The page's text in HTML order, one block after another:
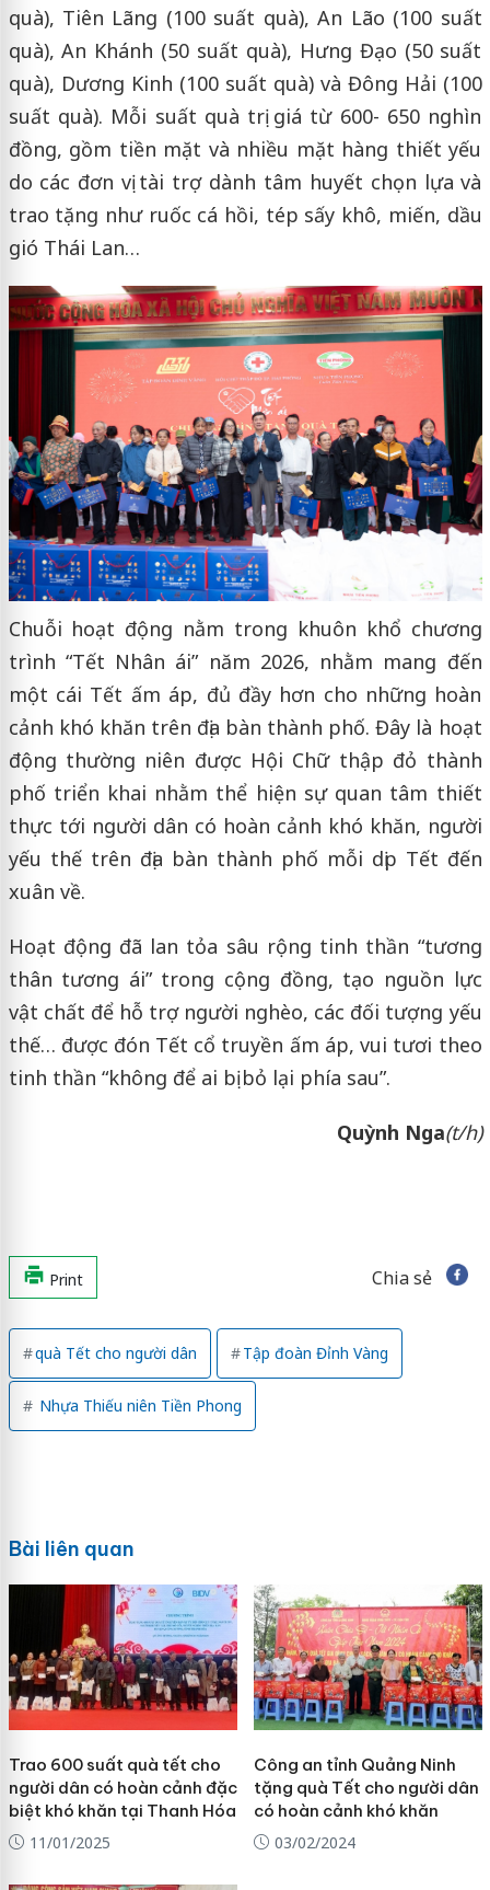
quà), Tiên Lãng (100 suất quà), An Lão (100 suất
quà), An Khánh (50 suất quà), Hưng Đạo (50 suất
quà), Dương Kinh (100 suất quà) và Đông Hải (100
suất quà). Mỗi suất quà trị giá từ 600- 650 nghìn
đồng, gồm tiền mặt và nhiều mặt hàng thiết yếu
do các đơn vị tài trợ dành tâm huyết chọn lựa và
trao tặng như ruốc cá hồi, tép sấy khô, miến, dầu
gió Thái Lan…
Chuỗi hoạt động nằm trong khuôn khổ chương
trình “Tết Nhân ái” năm 2026, nhằm mang đến
một cái Tết ấm áp, đủ đầy hơn cho những hoàn
cảnh khó khăn trên địa bàn thành phố. Đây là hoạt
động thường niên được Hội Chữ thập đỏ thành
phố triển khai nhằm thể hiện sự quan tâm thiết
thực tới người dân có hoàn cảnh khó khăn, người
yếu thế trên địa bàn thành phố mỗi dịp Tết đến
xuân về.
Hoạt động đã lan tỏa sâu rộng tinh thần “tương
thân tương ái” trong cộng đồng, tạo nguồn lực
vật chất để hỗ trợ người nghèo, các đối tượng yếu
thế… được đón Tết cổ truyền ấm áp, vui tươi theo
tinh thần “không để ai bị bỏ lại phía sau”.
Quỳnh Nga(t/h)
Print Chia sẻ
quà Tết cho người dân Tập đoàn Đỉnh Vàng
Nhựa Thiếu niên Tiền Phong
Bài liên quan
Trao 600 suất quà tết cho
người dân có hoàn cảnh đặc
biệt khó khăn tại Thanh Hóa
11/01/2025
Công an tỉnh Quảng Ninh
tặng quà Tết cho người dân
có hoàn cảnh khó khăn
03/02/2024